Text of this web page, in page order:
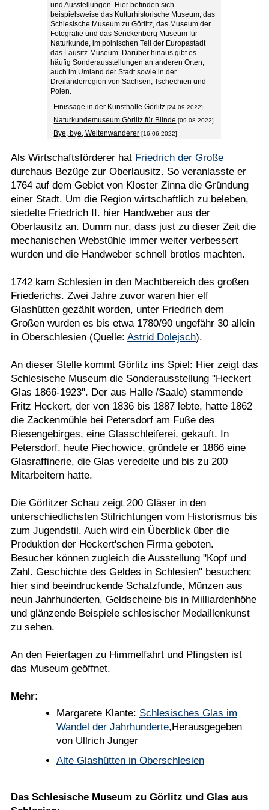
und Ausstellungen. Hier befinden sich
beispielsweise das Kulturhistorische Museum, das
Schlesische Museum zu Görlitz, das Museum der
Fotografie und das Senckenberg Museum für
Naturkunde, im polnischen Teil der Europastadt
das Lausitz-Museum. Darüber hinaus gibt es
häufig Sonderausstellungen an anderen Orten,
auch im Umland der Stadt sowie in der
Dreiländerregion von Sachsen, Tschechien und
Polen.
Finissage in der Kunsthalle Görlitz[24.09.2022]
Naturkundemuseum Görlitz für Blinde [09.08.2022]
Bye, bye, Weltenwanderer [16.06.2022]
Als Wirtschaftsförderer hat Friedrich der Große
durchaus Bezüge zur Oberlausitz. So veranlasste er
1764 auf dem Gebiet von Kloster Zinna die Gründung
einer Stadt. Um die Region wirtschaftlich zu beleben,
siedelte Friedrich II. hier Handweber aus der
Oberlausitz an. Dumm nur, dass just zu dieser Zeit die
mechanischen Webstühle immer weiter verbessert
wurden und die Handweber schnell brotlos machten.
1742 kam Schlesien in den Machtbereich des großen
Friederichs. Zwei Jahre zuvor waren hier elf
Glashütten gezählt worden, unter Friedrich dem
Großen wurden es bis etwa 1780/90 ungefähr 30 allein
in Oberschlesien (Quelle: Astrid Dolejsch).
An dieser Stelle kommt Görlitz ins Spiel: Hier zeigt das
Schlesische Museum die Sonderausstellung "Heckert
Glas 1866-1923". Der aus Halle /Saale) stammende
Fritz Heckert, der von 1836 bis 1887 lebte, hatte 1862
die Zackenmühle bei Petersdorf am Fuße des
Riesengebirges, eine Glasschleiferei, gekauft. In
Petersdorf, heute Piechowice, gründete er 1866 eine
Glasraffinerie, die Glas veredelte und bis zu 200
Mitarbeitern hatte.
Die Görlitzer Schau zeigt 200 Gläser in den
unterschiedlichsten Stilrichtungen vom Historismus bis
zum Jugendstil. Auch wird ein Überblick über die
Produktion der Heckert'schen Firma geboten.
Besucher können zugleich die Ausstellung "Kopf und
Zahl. Geschichte des Geldes in Schlesien" besuchen;
hier sind beeindruckende Schatzfunde, Münzen aus
neun Jahrhunderten, Geldscheine bis in Milliardenhöhe
und glänzende Beispiele schlesischer Medaillenkunst
zu sehen.
An den Feiertagen zu Himmelfahrt und Pfingsten ist
das Museum geöffnet.
Mehr:
Margarete Klante: Schlesisches Glas im
Wandel der Jahrhunderte,Herausgegeben
von Ullrich Junger
Alte Glashütten in Oberschlesien
Das Schlesische Museum zu Görlitz und Glas aus